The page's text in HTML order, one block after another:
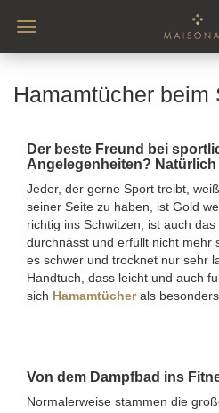
Hamamtücher beim
Der beste Freund bei
Angelegenheiten?
Jeder, der gerne Sport treibt,
seiner Seite zu haben, ist Gold
richtig ins Schwitzen, ist auch
durchnässt und erfüllt nicht mehr
es schwer und trocknet nur sehr
Handtuch, dass leicht und auch
sich Hamamtücherals
Von dem Dampfbad ins
Normalerweise stammen die